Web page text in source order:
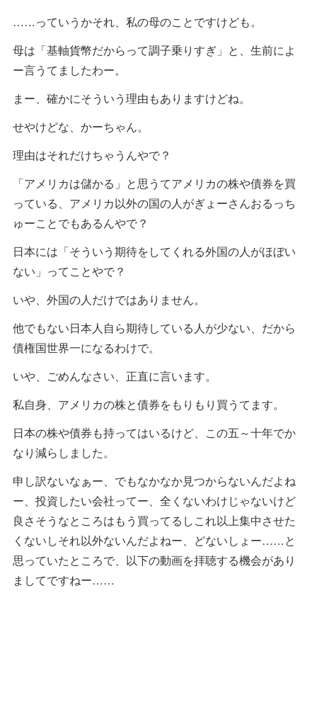
……っていうかそれ、私の母のことですけども。
母は「基軸貨幣だからって調子乗りすぎ」と、生前によ
ー言うてましたわー。
まー、確かにそういう理由もありますけどね。
せやけどな、かーちゃん。
理由はそれだけちゃうんやで？
「アメリカは儲かる」と思うてアメリカの株や債券を買
っている、アメリカ以外の国の人がぎょーさんおるっち
ゅーことでもあるんやで？
日本には「そういう期待をしてくれる外国の人がほぼい
ない」ってことやで？
いや、外国の人だけではありません。
他でもない日本人自ら期待している人が少ない、だから
債権国世界一になるわけで。
いや、ごめんなさい、正直に言います。
私自身、アメリカの株と債券をもりもり買うてます。
日本の株や債券も持ってはいるけど、この五～十年でか
なり減らしました。
申し訳ないなぁー、でもなかなか見つからないんだよね
ー、投資したい会社ってー、全くないわけじゃないけど
良さそうなところはもう買ってるしこれ以上集中させた
くないしそれ以外ないんだよねー、どないしょー……と
思っていたところで、以下の動画を拝聴する機会があり
ましてですねー……